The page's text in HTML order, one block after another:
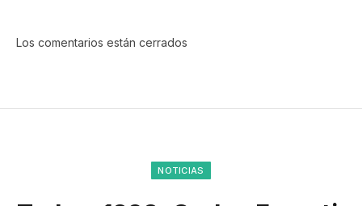
Los comentarios están cerrados
NOTICIAS